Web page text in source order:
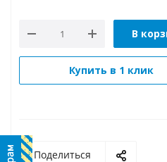
В
Купить в 1 клик
Поделиться